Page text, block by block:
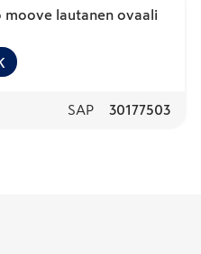
moove lautanen ovaali
SAP 30177503